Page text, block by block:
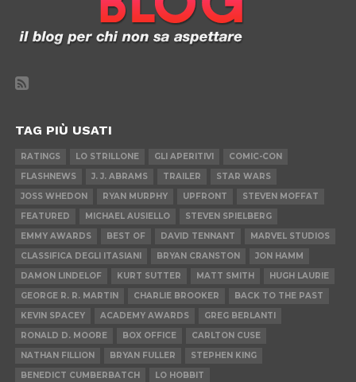
TAG PIÙ USATI
RATINGS LO STRILLONE GLI APERITIVI
COMIC-CON
FLASHNEWS
J. J. ABRAMS TRAILER
STAR WARS
JOSS WHEDON
RYAN MURPHY UPFRONT
STEVEN MOFFAT
FEATURED
MICHAEL AUSIELLO
STEVEN SPIELBERG
EMMY AWARDS
BEST OF DAVID TENNANT
MARVEL STUDIOS
CLASSIFICA DEGLI ITASIANI
BRYAN CRANSTON
JON HAMM
DAMON LINDELOF
KURT SUTTER MATT SMITH
HUGH LAURIE
GEORGE R. R. MARTIN
CHARLIE BROOKER
BACK TO THE PAST
KEVIN SPACEY
ACADEMY AWARDS
GREG BERLANTI
RONALD D. MOORE
BOX OFFICE
CARLTON CUSE
NATHAN FILLION
BRYAN FULLER
STEPHEN KING
BENEDICT CUMBERBATCH
LO HOBBIT